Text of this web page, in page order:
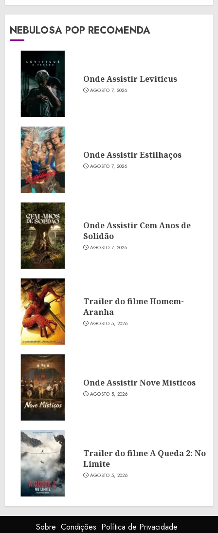
NEBULOSA POP RECOMENDA
Onde Assistir Leviticus
AGOSTO 7, 2026
Onde Assistir Estilhaços
AGOSTO 7, 2026
Onde Assistir Cem Anos de
Solidão
AGOSTO 7, 2026
Trailer do filme Homem-
Aranha
AGOSTO 5, 2026
Onde Assistir Nove Místicos
AGOSTO 5, 2026
Trailer do filme A Queda 2: No
Limite
AGOSTO 5, 2026
Sobre Condições Política de Privacidade